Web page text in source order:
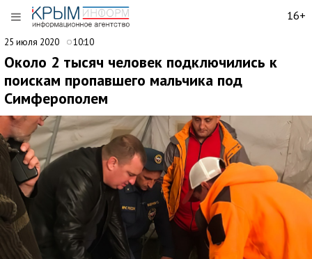
16+
25 июля 2020 10:10
Около 2 тысяч человек подключились к
поискам пропавшего мальчика под
Симферополем